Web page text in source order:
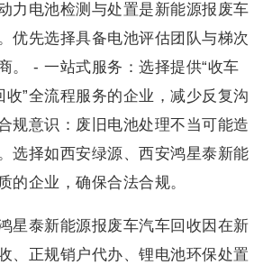
力电池检测与处置是新能源报废车
优先选择具备电池评估团队与梯次
。 - 一站式服务：选择提供“收车
”全流程服务的企业，减少反复沟
规意识：废旧电池处理不当可能造
选择如西安绿源、西安鸿星泰新能
的企业，确保合法合规。
星泰新能源报废车汽车回收因在新
、正规销户代办、锂电池环保处置